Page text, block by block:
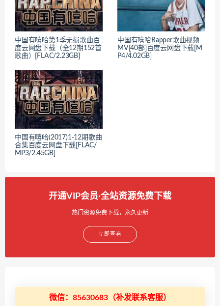
中国有嘻哈第1季无损歌曲百
度云网盘下载（全12期152首
歌曲）[FLAC/2.23GB]
中国有嘻哈Rapper歌曲视频
MV[40部]百度云网盘下载[M
P4/4.02GB]
中国有嘻哈(2017)1-12期歌曲
合集百度云网盘下载[FLAC/
MP3/2.45GB]
开通VIP会员·全站资源免费下载
热门资源免费下载，永久更新
立即查看
微信：85630683（补发联系客服）